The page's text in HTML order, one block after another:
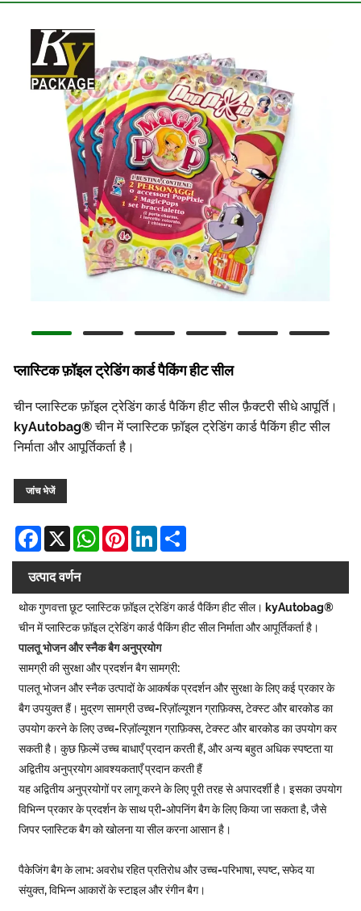
प्लास्टिक फ़ॉइल ट्रेडिंग कार्ड पैकिंग हीट सील
चीन प्लास्टिक फ़ॉइल ट्रेडिंग कार्ड पैकिंग हीट सील फ़ैक्टरी सीधे आपूर्ति।
kyAutobag® चीन में प्लास्टिक फ़ॉइल ट्रेडिंग कार्ड पैकिंग हीट सील
निर्माता और आपूर्तिकर्ता है।
जांच भेजें
Facebook
X WhatsApp
PinterestLinkedIn
उत्पाद वर्णन
थोक गुणवत्ता छूट प्लास्टिक फ़ॉइल ट्रेडिंग कार्ड पैकिंग हीट सील। kyAutobag®
चीन में प्लास्टिक फ़ॉइल ट्रेडिंग कार्ड पैकिंग हीट सील निर्माता और आपूर्तिकर्ता है।
पालतू भोजन और स्नैक बैग अनुप्रयोग
सामग्री की सुरक्षा और प्रदर्शन बैग सामग्री:
पालतू भोजन और स्नैक उत्पादों के आकर्षक प्रदर्शन और सुरक्षा के लिए कई प्रकार के
बैग उपयुक्त हैं। मुद्रण सामग्री उच्च-रिज़ॉल्यूशन ग्राफ़िक्स, टेक्स्ट और बारकोड का
उपयोग करने के लिए उच्च-रिज़ॉल्यूशन ग्राफ़िक्स, टेक्स्ट और बारकोड का उपयोग कर
सकती है। कुछ फ़िल्में उच्च बाधाएँ प्रदान करती हैं, और अन्य बहुत अधिक स्पष्टता या
अद्वितीय अनुप्रयोग आवश्यकताएँ प्रदान करती हैं
यह अद्वितीय अनुप्रयोगों पर लागू करने के लिए पूरी तरह से अपारदर्शी है। इसका उपयोग
विभिन्न प्रकार के प्रदर्शन के साथ प्री-ओपनिंग बैग के लिए किया जा सकता है, जैसे
जिपर प्लास्टिक बैग को खोलना या सील करना आसान है।
पैकेजिंग बैग के लाभ: अवरोध रहित प्रतिरोध और उच्च-परिभाषा, स्पष्ट, सफेद या
संयुक्त, विभिन्न आकारों के स्टाइल और रंगीन बैग।